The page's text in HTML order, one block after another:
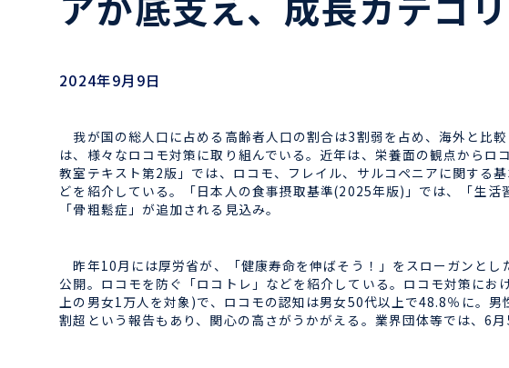
2024年9月9日
我が国の総人口に占める高齢者人口の割合は3割弱を占め、海外と比
は、様々なロコモ対策に取り組んでいる。近年は、栄養面の観点から
教室テキスト第2版」では、ロコモ、フレイル、サルコペニアに関する
どを紹介している。「日本人の食事摂取基準(2025年版)」では、「生
「骨粗鬆症」が追加される見込み。
昨年10月には厚労省が、「健康寿命を伸ばそう！」をスローガンと
公開。ロコモを防ぐ「ロコトレ」などを紹介している。ロコモ対策に
上の男女1万人を対象)で、ロコモの認知は男女50代以上で48.8％に。
割超という報告もあり、関心の高さがうかがえる。業界団体等では、6